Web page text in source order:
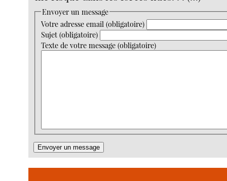
Envoyer un message
Votre adresse email (obligatoire)
Sujet (obligatoire)
Texte de votre message (obligatoire)